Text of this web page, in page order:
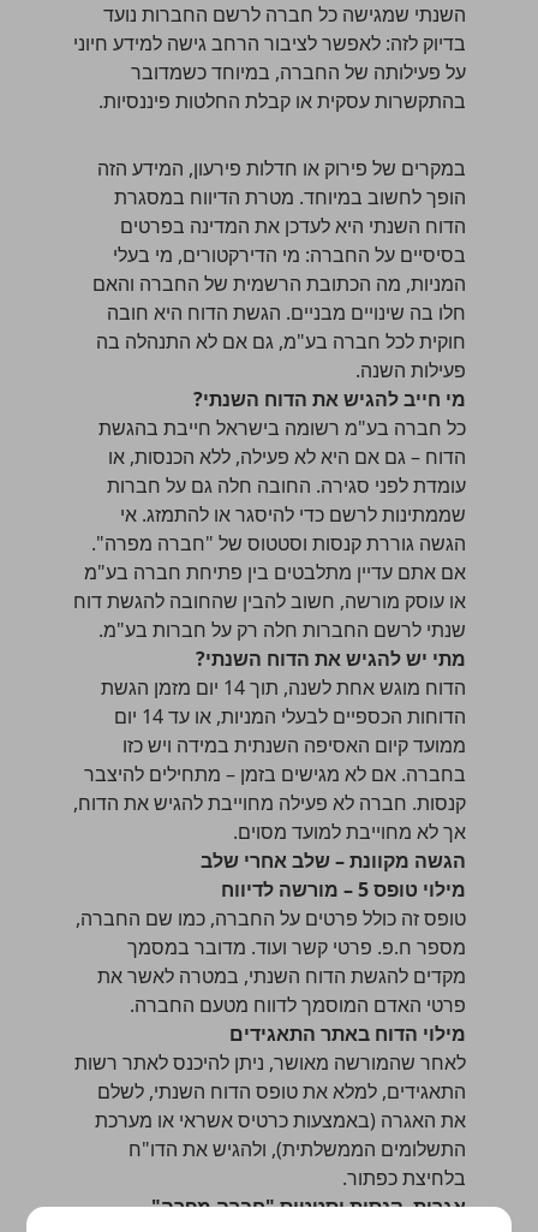
השנתי שמגישה כל חברה לרשם החברות נועד
בדיוק לזה: לאפשר לציבור הרחב גישה למידע חיוני
על פעילותה של החברה, במיוחד כשמדובר
בהתקשרות עסקית או קבלת החלטות פיננסיות.
במקרים של פירוק או חדלות פירעון, המידע הזה
הופך לחשוב במיוחד. מטרת הדיווח במסגרת
הדוח השנתי היא לעדכן את המדינה בפרטים
בסיסיים על החברה: מי הדירקטורים, מי בעלי
המניות, מה הכתובת הרשמית של החברה והאם
חלו בה שינויים מבניים. הגשת הדוח היא חובה
חוקית לכל חברה בע"מ, גם אם לא התנהלה בה
פעילות השנה.
מי חייב להגיש את הדוח השנתי?
כל חברה בע"מ רשומה בישראל חייבת בהגשת
הדוח – גם אם היא לא פעילה, ללא הכנסות, או
עומדת לפני סגירה. החובה חלה גם על חברות
שממתינות לרשם כדי להיסגר או להתמזג. אי
הגשה גוררת קנסות וסטטוס של "חברה מפרה".
אם אתם עדיין מתלבטים בין פתיחת חברה בע"מ
או עוסק מורשה, חשוב להבין שהחובה להגשת דוח
שנתי לרשם החברות חלה רק על חברות בע"מ.
מתי יש להגיש את הדוח השנתי?
הדוח מוגש אחת לשנה, תוך 14 יום מזמן הגשת
הדוחות הכספיים לבעלי המניות, או עד 14 יום
ממועד קיום האסיפה השנתית במידה ויש כזו
בחברה. אם לא מגישים בזמן – מתחילים להיצבר
קנסות. חברה לא פעילה מחוייבת להגיש את הדוח,
אך לא מחוייבת למועד מסוים.
הגשה מקוונת – שלב אחרי שלב
מילוי טופס 5 – מורשה לדיווח
טופס זה כולל פרטים על החברה, כמו שם החברה,
מספר ח.פ. פרטי קשר ועוד. מדובר במסמך
מקדים להגשת הדוח השנתי, במטרה לאשר את
פרטי האדם המוסמך לדווח מטעם החברה.
מילוי הדוח באתר התאגידים
לאחר שהמורשה מאושר, ניתן להיכנס לאתר רשות
התאגידים, למלא את טופס הדוח השנתי, לשלם
את האגרה (באמצעות כרטיס אשראי או מערכת
התשלומים הממשלתית), ולהגיש את הדו"ח
בלחיצת כפתור.
אגרות, קנסות וסטטוס "חברה מפרה"